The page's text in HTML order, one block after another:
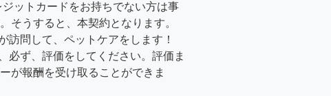
ットカードをお持ちでない方は事
そうすると、本契約となります。
訪問して、ペットケアをします！
必ず、評価をしてください。評価ま
が報酬を受け取ることができま